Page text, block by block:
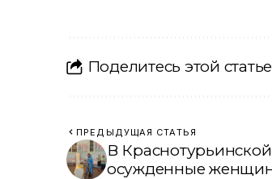
Поделитесь этой
ПРЕДЫДУЩАЯ СТАТЬЯ
В
осужденные